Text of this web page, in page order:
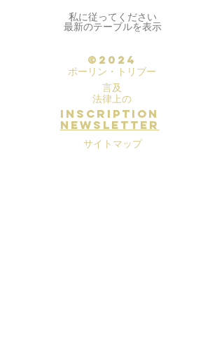
私に従ってください
最新のテーブルを表示
©2024
ポーリン・トリブー
言及
法律上の
inscription
newsletter
サイトマップ